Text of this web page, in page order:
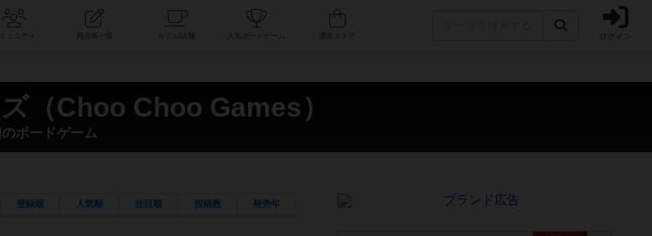
コミュニティ 人気ボードゲーム ログイン
（Choo Choo Games）
のボードゲーム
登録順 人気順 注目順 投稿数 発売年